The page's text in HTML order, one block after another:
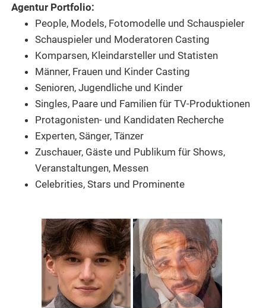
Agentur Portfolio:
People, Models, Fotomodelle und Schauspieler
Schauspieler und Moderatoren Casting
Komparsen, Kleindarsteller und Statisten
Männer, Frauen und Kinder Casting
Senioren, Jugendliche und Kinder
Singles, Paare und Familien für TV-Produktionen
Protagonisten- und Kandidaten Recherche
Experten, Sänger, Tänzer
Zuschauer, Gäste und Publikum für Shows,
Veranstaltungen, Messen
Celebrities, Stars und Prominente